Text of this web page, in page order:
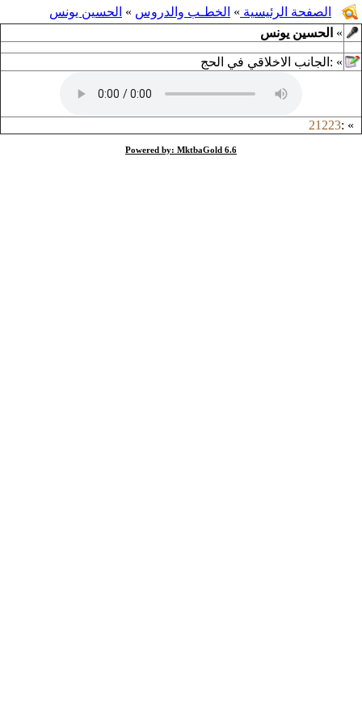
الصفحة الرئيسية » الخطـب والدروس » الحسين يونس
» الحسين يونس
»
: الجانب الاخلاقي في الحج
»
:
21223
Powered by: MktbaGold 6.6